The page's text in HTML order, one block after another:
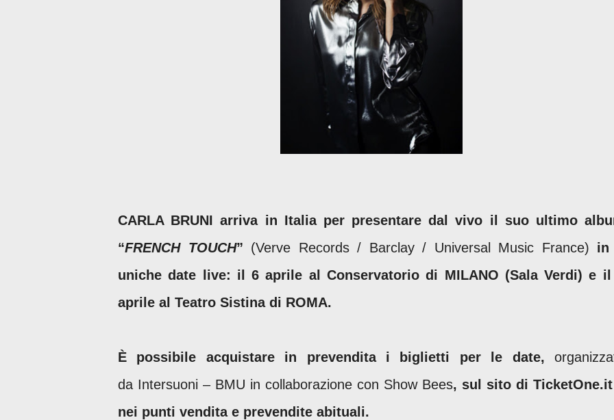
CARLA BRUNI arriva in Italia per presentare dal vivo il suo ultimo
“FRENCH TOUCH” (Verve Records / Barclay / Universal Music France) in
uniche date live: il 6 aprile al Conservatorio di MILANO (Sala Verdi) e
aprile al Teatro Sistina di ROMA.
È possibile acquistare in prevendita i biglietti per le date,
da Intersuoni – BMU in collaborazione con Show Bees, sul sito di
nei punti vendita e prevendite abituali.